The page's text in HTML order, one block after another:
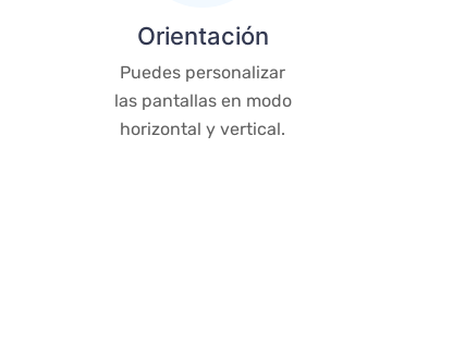
Orientación
Puedes personalizar
las pantallas en modo
horizontal y vertical.